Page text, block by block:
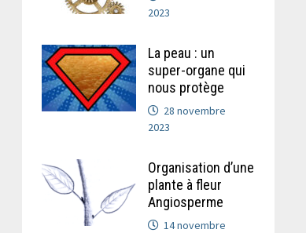
2023
La peau : un
super-organe qui
nous protège
28 novembre
2023
Organisation d’une
plante à fleur
Angiosperme
14 novembre